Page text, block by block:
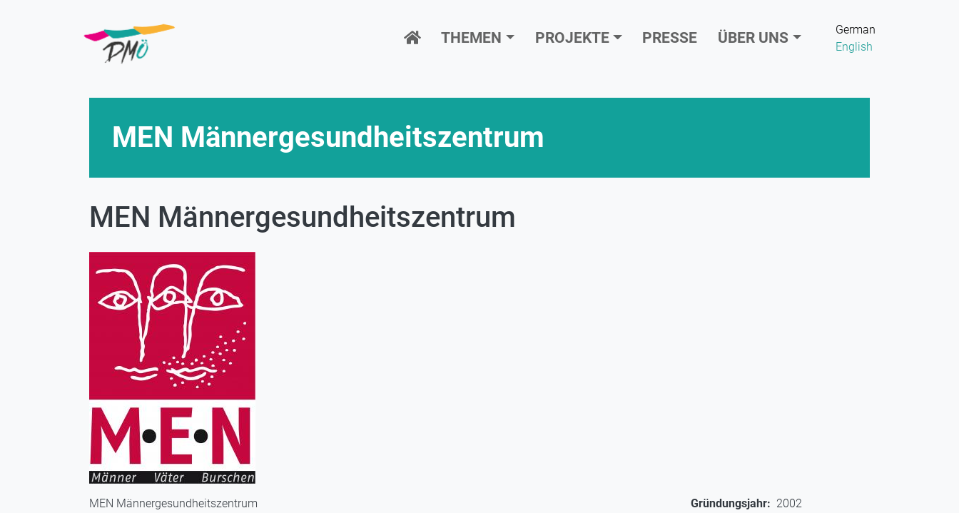
Hauptnavigation
THEMEN PROJEKTE PRESSE ÜBER UNS
German
English
MEN Männergesundheitszentrum
MEN Männergesundheitszentrum
MEN Männergesundheitszentrum
Gründungsjahr
2002